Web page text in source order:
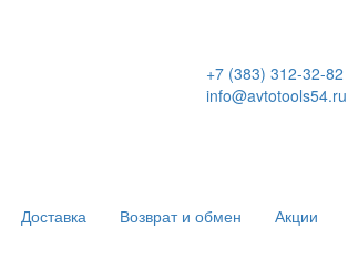
+7 (383) 312-32-82
info@avtotools54.ru
Доставка Возврат и обмен Акции